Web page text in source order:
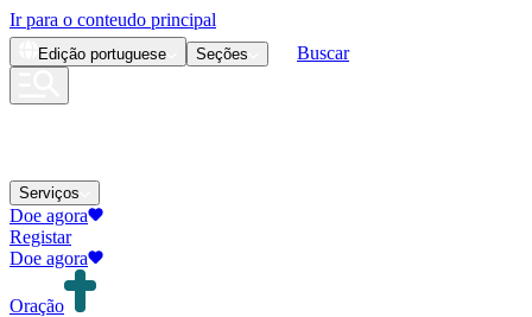
Ir para o conteudo principal
Edição portuguese Seções Buscar
Serviços
Doe agora
Registar
Doe agora
Oração